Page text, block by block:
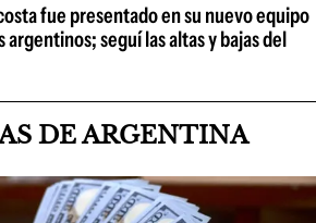
fue presentado en su nuevo equipo
seguí las altas y bajas del
DE ARGENTINA